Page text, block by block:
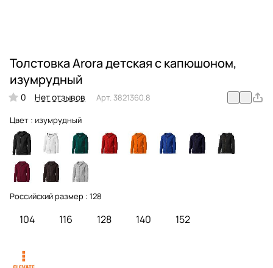
Толстовка Arora детская с капюшоном,
изумрудный
0 Нет отзывов Арт. 3821360.8
Цвет : изумрудный
Российский размер : 128
104 116 128 140 152